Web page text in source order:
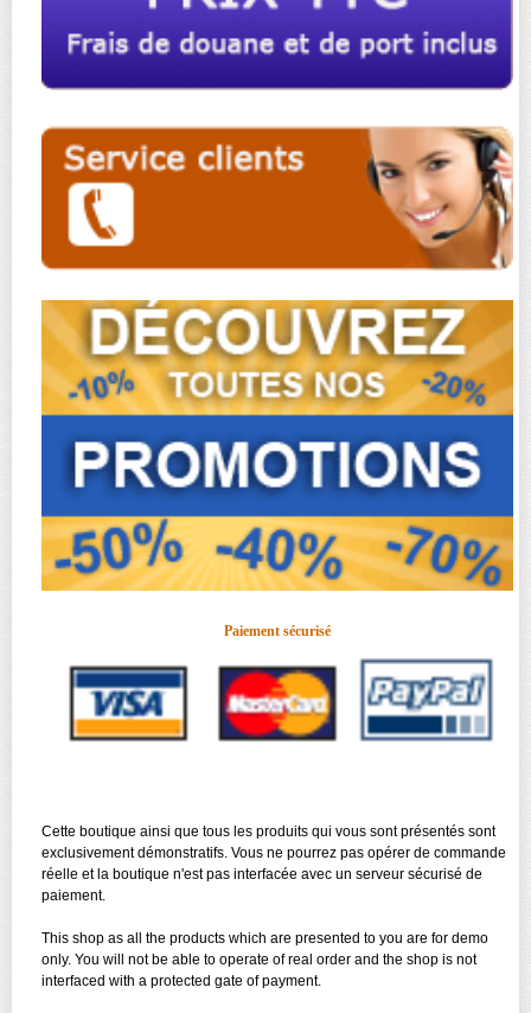
Paiement sécurisé
Cette boutique ainsi que tous les produits qui vous sont présentés sont
exclusivement démonstratifs. Vous ne pourrez pas opérer de commande
réelle et la boutique n'est pas interfacée avec un serveur sécurisé de
paiement.
This shop as all the products which are presented to you are for demo
only. You will not be able to operate of real order and the shop is not
interfaced with a protected gate of payment.